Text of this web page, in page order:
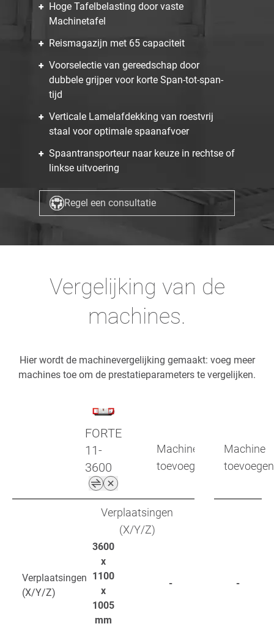
Hoge Tafelbelasting door vaste
Machinetafel
Reismagazijn met 65 capaciteit
Voorselectie van gereedschap door
dubbele grijper voor korte Span-tot-span-
tijd
Verticale Lamelafdekking van roestvrij
staal voor optimale spaanafvoer
Spaantransporteur naar keuze in rechtse of
linkse uitvoering
Regel een consultatie
Vergelijking van de
machines.
Hier wordt de machinevergelijking gemaakt: voeg meer
machines toe om de prestatieparameters te vergelijken.
FORTE
11-
3600
Machine
toevoegen
Machine
toevoegen
Verplaatsingen
(X/Y/Z)
Verplaatsingen
(X/Y/Z)
3600
x
1100
x
1005
mm
- -